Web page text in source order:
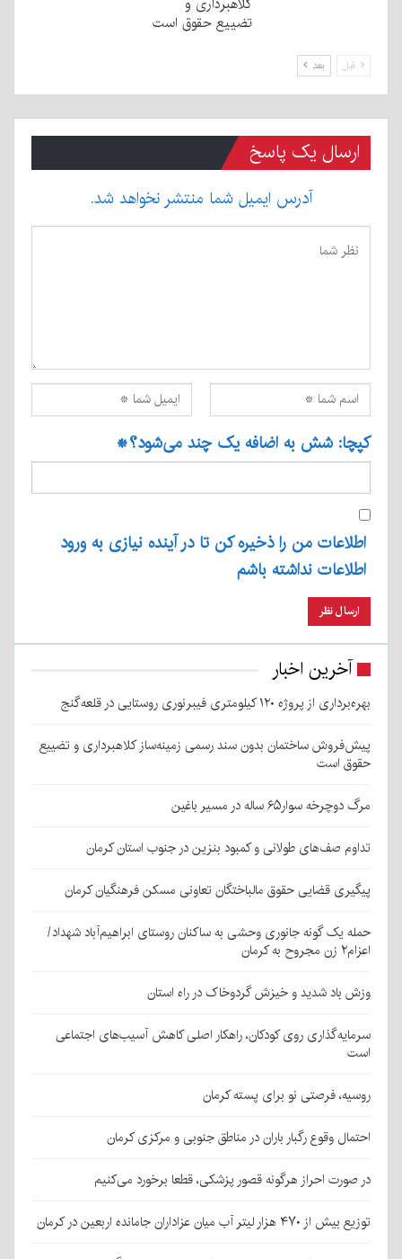
تضییع حقوق است
قبل بعد
ارسال یک پاسخ
آدرس ایمیل شما منتشر نخواهد شد.
کپچا: شش به اضافه یک چند می‌شود؟*
اطلاعات من را ذخیره کن تا در آینده نیازی به ورود
اطلاعات نداشته باشم
آخرین اخبار
بهره‌برداری از پروژه ۱۲۰ کیلومتری فیبرنوری روستایی در قلعه‌گنج
پیش‌فروش ساختمان بدون سند رسمی زمینه‌ساز کلاهبرداری و تضییع
حقوق است
مرگ دوچرخه سوار۶۵ ساله در مسیر باغین
تداوم صف‌های طولانی و کمبود بنزین در جنوب استان کرمان
پیگیری قضایی حقوق مالباختگان تعاونی مسکن فرهنگیان کرمان
حمله یک گونه جانوری وحشی به ساکنان روستای ابراهیم‌آباد شهداد/
اعزام۲ زن مجروح به کرمان
وزش باد شدید و خیزش گردوخاک در راه استان
سرمایه‌گذاری روی کودکان، راهکار اصلی کاهش آسیب‌های اجتماعی
است
روسیه، فرصتی نو برای پسته کرمان
احتمال وقوع رگبار باران در مناطق جنوبی و مرکزی کرمان
در صورت احراز هرگونه قصور پزشکی، قطعا برخورد می‌کنیم
توزیع بیش از ۴۷۰ هزار لیتر آب میان عزاداران جامانده اربعین در کرمان